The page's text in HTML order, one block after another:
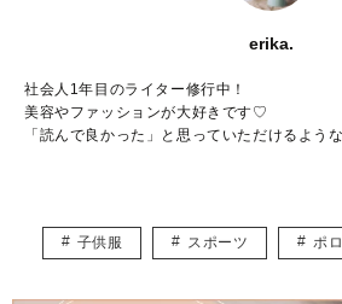
erika.
社会人1年目のライター修行中！
美容やファッションが大好きです♡
「読んで良かった」と思っていただけるよう
子供服 スポーツ ポ